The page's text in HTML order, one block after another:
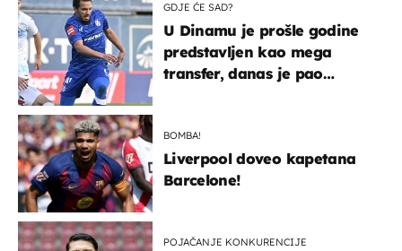
GDJE ĆE SAD?
U Dinamu je prošle godine
predstavljen kao mega
transfer, danas je pao
BOMBA!
Liverpool doveo kapetana
Barcelone!
POJAČANJE KONKURENCIJE